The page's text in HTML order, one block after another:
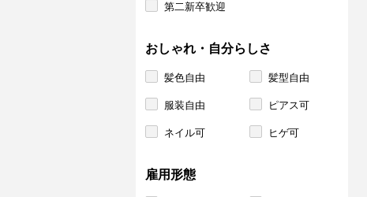
第二新卒歓迎
おしゃれ・自分らしさ
髪色自由 髪型自由
服装自由 ピアス可
ネイル可 ヒゲ可
雇用形態